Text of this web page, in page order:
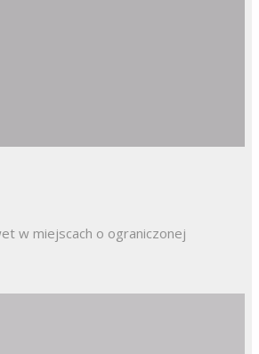
w miejscach o ograniczonej